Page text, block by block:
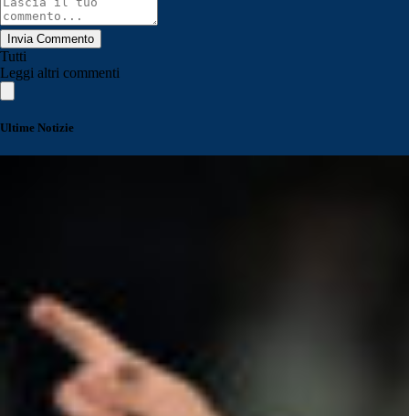
Invia Commento
Tutti
Leggi altri commenti
Ultime Notizie